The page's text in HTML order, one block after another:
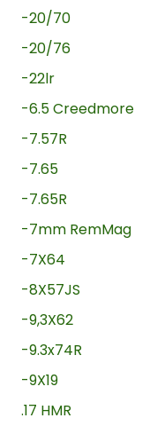
-20/70
-20/76
-22lr
-6.5 Creedmore
-7.57R
-7.65
-7.65R
-7mm RemMag
-7X64
-8X57JS
-9,3X62
-9.3x74R
-9X19
.17 HMR